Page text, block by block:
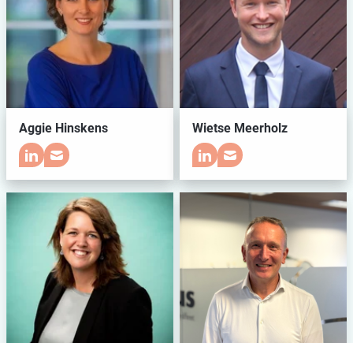
Aggie Hinskens Wietse Meerholz